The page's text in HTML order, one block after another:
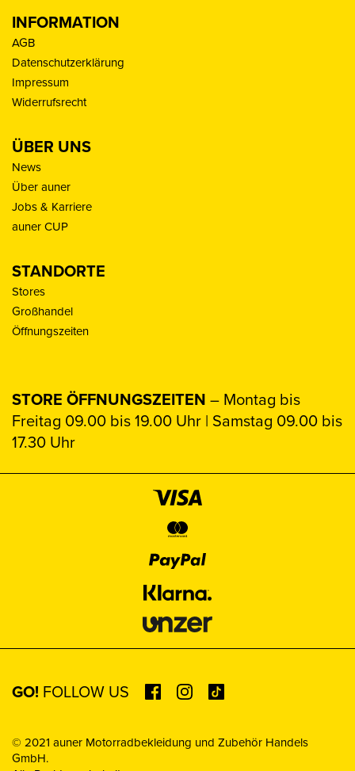
INFORMATION
AGB
Datenschutzerklärung
Impressum
Widerrufsrecht
ÜBER UNS
News
Über auner
Jobs & Karriere
auner CUP
STANDORTE
Stores
Großhandel
Öffnungszeiten
STORE ÖFFNUNGSZEITEN – Montag bis
Freitag 09.00 bis 19.00 Uhr | Samstag 09.00 bis
17.30 Uhr
GO! FOLLOW US
© 2021 auner Motorradbekleidung und Zubehör Handels
GmbH.